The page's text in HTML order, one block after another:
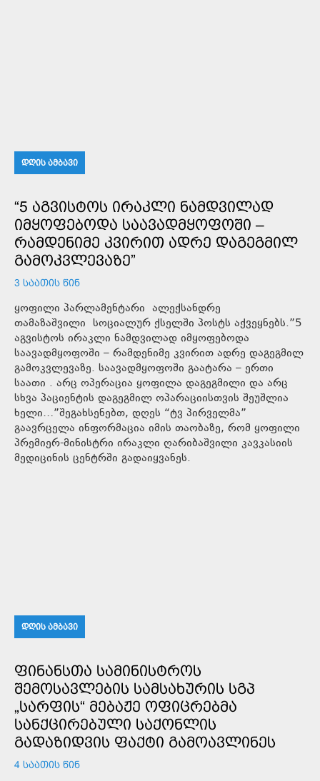
ᲓᲦᲘᲡ ᲐᲛᲑᲐᲕᲘ
“5 ᲐᲒᲕᲘᲡᲢᲝᲡ ᲘᲠᲐᲙᲚᲘ ᲜᲐᲛᲓᲕᲘᲚᲐᲓ
ᲘᲛᲧᲝᲤᲔᲑᲝᲓᲐ ᲡᲐᲐᲕᲐᲓᲛᲧᲝᲤᲝᲨᲘ –
ᲠᲐᲛᲓᲔᲜᲘᲛᲔ ᲙᲕᲘᲠᲘᲗ ᲐᲓᲠᲔ ᲓᲐᲒᲔᲒᲛᲘᲚ
ᲒᲐᲛᲝᲙᲕᲚᲔᲕᲐᲖᲔ”
3 ᲡᲐᲐᲗᲘᲡ ᲬᲘᲜ
ყოფილი პარლამენტარი ალექსანდრე
თამაზაშვილი სოციალურ ქსელში პოსტს აქვეყნებს.”5
აგვისტოს ირაკლი ნამდვილად იმყოფებოდა
საავადმყოფოში – რამდენიმე კვირით ადრე დაგეგმილ
გამოკვლევაზე. საავადმყოფოში გაატარა – ერთი
საათი . არც ოპერაცია ყოფილა დაგეგმილი და არც
სხვა პაციენტის დაგეგმილ ოპარაციისთვის შეუშლია
ხელი…”შეგახსენებთ, დღეს “ტვ პირველმა”
გაავრცელა ინფორმაცია იმის თაობაზე, რომ ყოფილი
პრემიერ-მინისტრი ირაკლი ღარიბაშვილი კავკასიის
მედიცინის ცენტრში გადაიყვანეს.
ᲓᲦᲘᲡ ᲐᲛᲑᲐᲕᲘ
ᲤᲘᲜᲐᲜᲡᲗᲐ ᲡᲐᲛᲘᲜᲘᲡᲢᲠᲝᲡ
ᲨᲔᲛᲝᲡᲐᲕᲚᲔᲑᲘᲡ ᲡᲐᲛᲡᲐᲮᲣᲠᲘᲡ ᲡᲒᲞ
„ᲡᲐᲠᲤᲘᲡ“ ᲛᲔᲑᲐᲟᲔ ᲝᲤᲘᲪᲠᲔᲑᲛᲐ
ᲡᲐᲜᲥᲪᲘᲠᲔᲑᲣᲚᲘ ᲡᲐᲥᲝᲜᲚᲘᲡ
ᲒᲐᲓᲐᲖᲘᲓᲕᲘᲡ ᲤᲐᲥᲢᲘ ᲒᲐᲛᲝᲐᲕᲚᲘᲜᲔᲡ
4 ᲡᲐᲐᲗᲘᲡ ᲬᲘᲜ